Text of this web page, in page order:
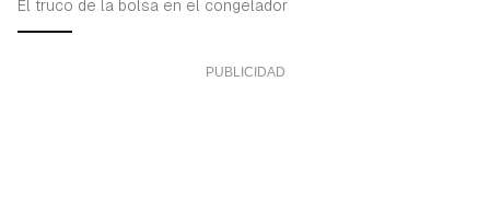
El truco de la bolsa en el congelador